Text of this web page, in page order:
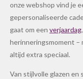
onze webshop vind je
gepersonaliseerde
gaat om een verjaardag,
herinneringsmoment –
altijd extra speciaal.
Van stijlvolle glazen en